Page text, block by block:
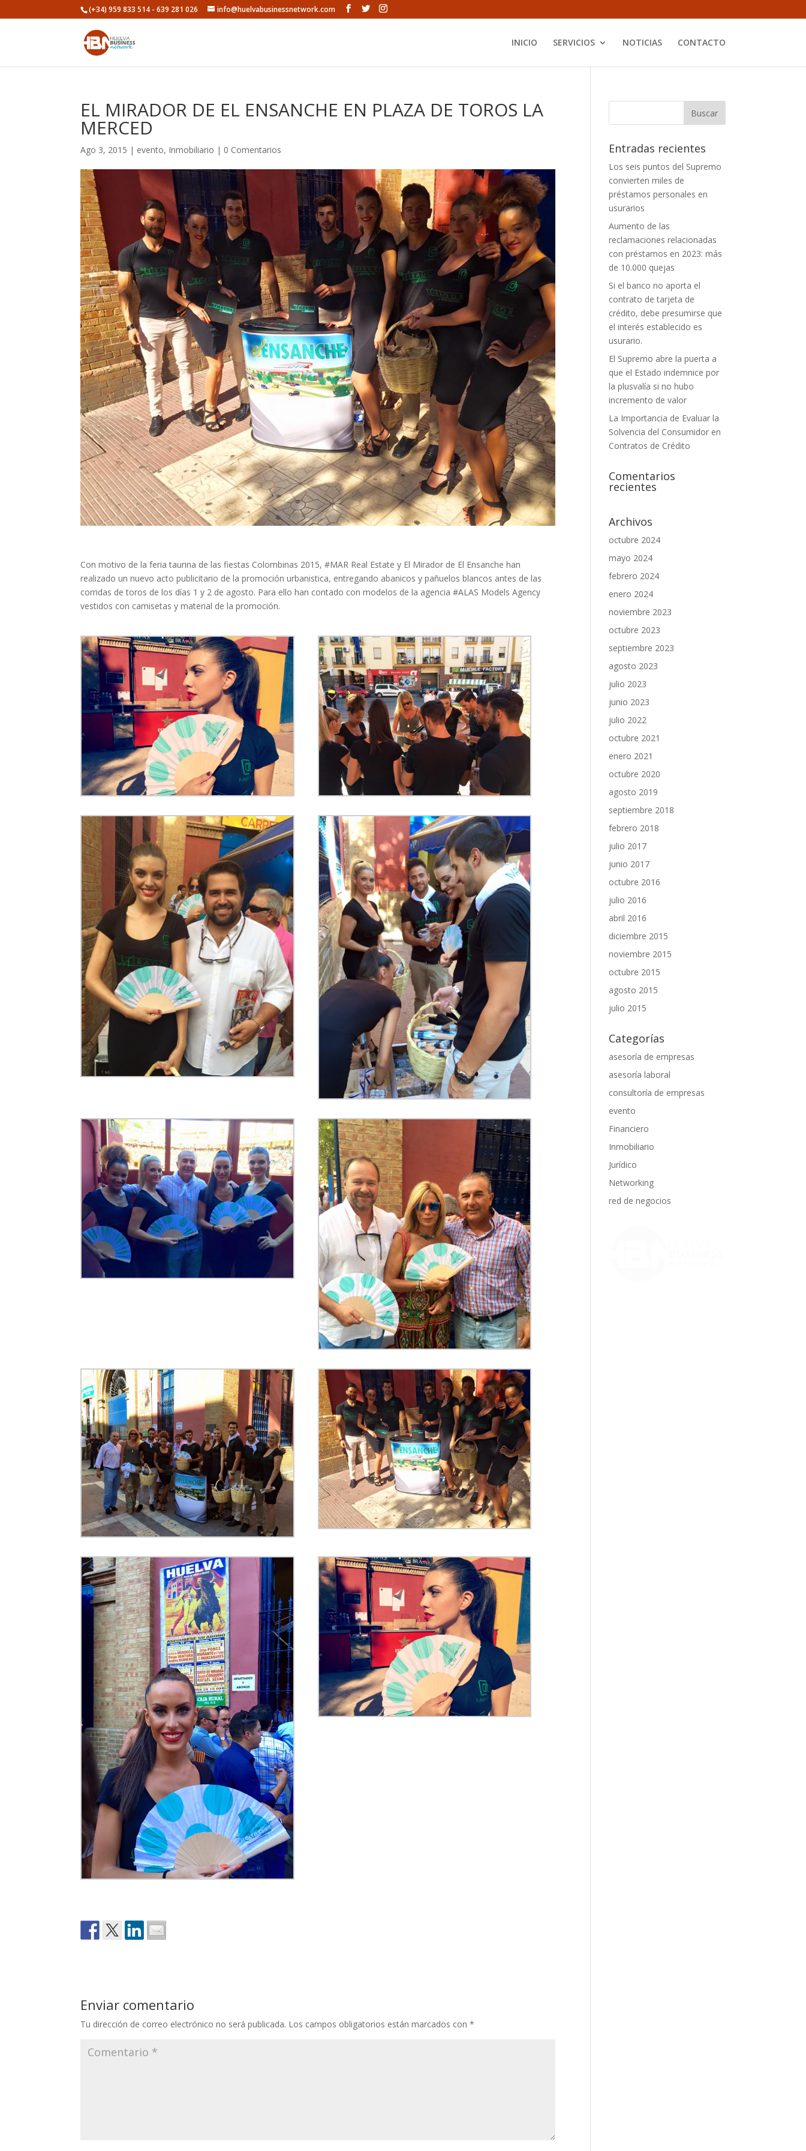
(+34) 959 833 514 - 639 281 026 info@huelvabusinessnetwork.com
INICIO SERVICIOS NOTICIAS CONTACTO
EL MIRADOR DE EL ENSANCHE EN PLAZA DE TOROS LA
MERCED
Ago 3, 2015 | evento, Inmobiliario | 0 Comentarios
Con motivo de la feria taurina de las fiestas Colombinas 2015, #MAR Real Estate y El Mirador de El Ensanche han
realizado un nuevo acto publicitario de la promoción urbanistica, entregando abanicos y pañuelos blancos antes de las
corridas de toros de los días 1 y 2 de agosto. Para ello han contado con modelos de la agencia #ALAS Models Agency
vestidos con camisetas y material de la promoción.
Enviar comentario
Tu dirección de correo electrónico no será publicada. Los campos obligatorios están marcados con*
Entradas recientes
Los seis puntos del Supremo
convierten miles de
préstamos personales en
usurarios
Aumento de las
reclamaciones relacionadas
con préstamos en 2023: más
de 10.000 quejas
Si el banco no aporta el
contrato de tarjeta de
crédito, debe presumirse que
el interés establecido es
usurario.
El Supremo abre la puerta a
que el Estado indemnice por
la plusvalía si no hubo
incremento de valor
La Importancia de Evaluar la
Solvencia del Consumidor en
Contratos de Crédito
Comentarios
recientes
Archivos
octubre 2024
mayo 2024
febrero 2024
enero 2024
noviembre 2023
octubre 2023
septiembre 2023
agosto 2023
julio 2023
junio 2023
julio 2022
octubre 2021
enero 2021
octubre 2020
agosto 2019
septiembre 2018
febrero 2018
julio 2017
junio 2017
octubre 2016
julio 2016
abril 2016
diciembre 2015
noviembre 2015
octubre 2015
agosto 2015
julio 2015
Categorías
asesoría de empresas
asesoría laboral
consultoría de empresas
evento
Financiero
Inmobiliario
Jurídico
Networking
red de negocios